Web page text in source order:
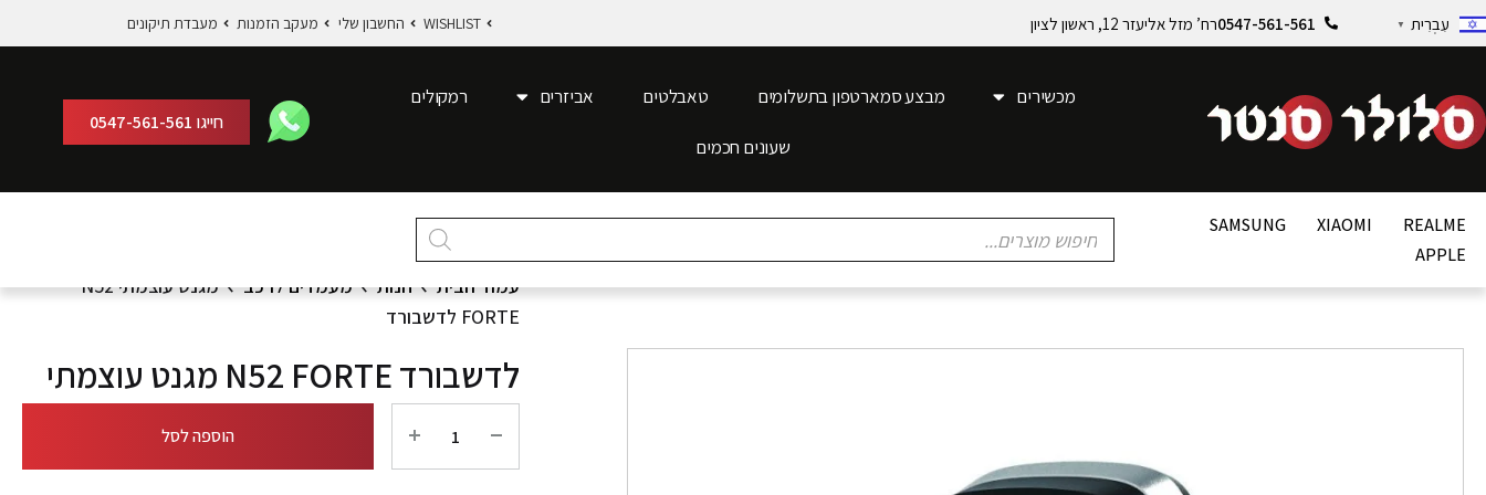
עִבְרִית ▼
0547-561-561רח’ מזל אליעזר 12, ראשון לציון WISHLIST החשבון שלי מעקב הזמנות מעבדת תיקונים
מכשירים מבצע סמארטפון בתשלומים טאבלטים אביזרים רמקולים
שעונים חכמים
חייגו 0547-561-561
REALME
XIAOMI
SAMSUNG
APPLE
עמוד הבית חנות מעמדים לרכב
מגנט עוצמתי N52
FORTE לדשבורד
מגנט עוצמתי N52 FORTE לדשבורד
הוספה לסל